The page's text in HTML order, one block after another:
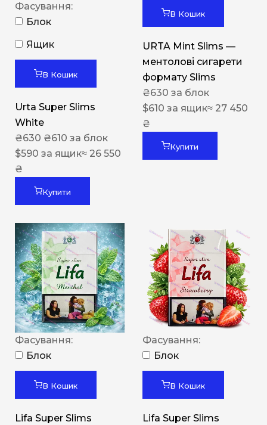
Фасування:
Блок
Ящик
В Кошик
Urta Super Slims
White
₴630 ₴610 за блок
$590 за ящик≈ 26 550
₴
Купити
В Кошик
URTA Mint Slims —
ментолові сигарети
формату Slims
₴630 за блок
$610 за ящик≈ 27 450
₴
Купити
Фасування:
Блок
В Кошик
Lifa Super Slims
Фасування:
Блок
В Кошик
Lifa Super Slims